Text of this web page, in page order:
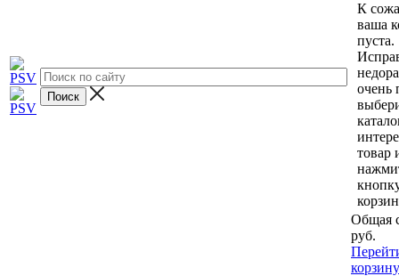
К
ваша
пуста.
очень
товар
Общая
руб.
корзину